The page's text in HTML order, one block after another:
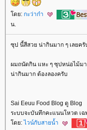
ดย: กะว่าก๋า
น.
ซุป นี้สีสวย น่ากินมาก ๆ เลยครั
ผมถนัดกิน แหะ ๆ ซุปหน่อไม้ม
น่ากินมาก ต้องลองครับ
Sai Eeuu Food Blog ดู Blog
ระบบจะบันทึกคะแนนโหวต เฉ
ดย: ไวน์กับสายน้ำ